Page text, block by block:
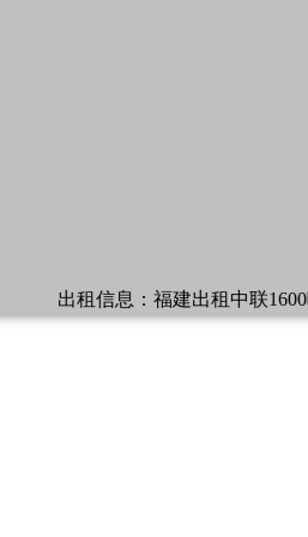
出租信息： 福建出租中联1600